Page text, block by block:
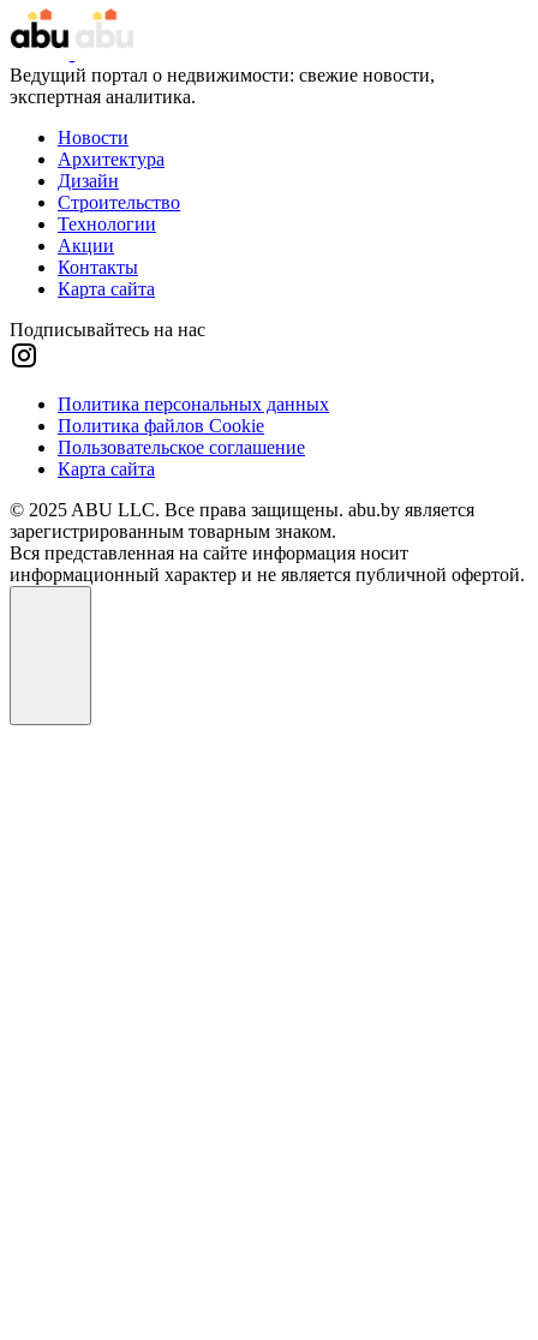
Ведущий портал о недвижимости: свежие новости,
экспертная аналитика.
Новости
Архитектура
Дизайн
Строительство
Технологии
Акции
Контакты
Карта сайта
Подписывайтесь на нас
Политика персональных данных
Политика файлов Cookie
Пользовательское соглашение
Карта сайта
© 2025 ABU LLC. Все права защищены. abu.by является
зарегистрированным товарным знаком.
Вся представленная на сайте информация носит
информационный характер и не является публичной офертой.